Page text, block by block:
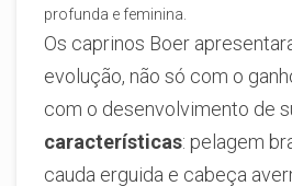
profunda e feminina.
Os caprinos Boer
evolução, não só com o
com o desenvolvimento de
características: pelagem
cauda erguida e cabeça